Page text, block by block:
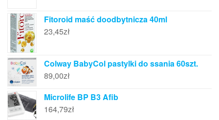
Fitoroid maść doodbytnicza 40ml
23,45zł
Colway BabyCol pastylki do ssania 60szt.
89,00zł
Microlife BP B3 Afib
164,79zł